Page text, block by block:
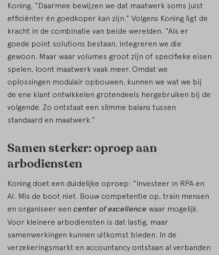
Koning. “Daarmee bewijzen we dat maatwerk soms juist
efficiënter én goedkoper kan zijn.” Volgens Koning ligt de
kracht in de combinatie van beide werelden. “Als er
goede point solutions bestaan, integreren we die
gewoon. Maar waar volumes groot zijn of specifieke eisen
spelen, loont maatwerk vaak meer. Omdat we
oplossingen modulair opbouwen, kunnen we wat we bij
de ene klant ontwikkelen grotendeels hergebruiken bij de
volgende. Zo ontstaat een slimme balans tussen
standaard en maatwerk.”
Samen sterker: oproep aan
arbodiensten
Koning doet een duidelijke oproep: “Investeer in RPA en
AI. Mis de boot niet. Bouw competentie op, train mensen
en organiseer een center of excellence waar mogelijk.
Voor kleinere arbodiensten is dat lastig, maar
samenwerkingen kunnen uitkomst bieden. In de
verzekeringsmarkt en accountancy ontstaan al verbanden